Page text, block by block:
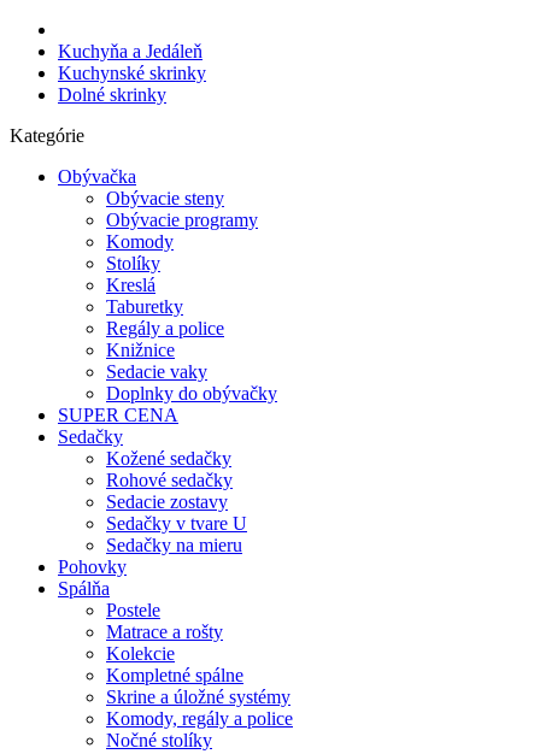
Kuchyňa a Jedáleň
Kuchynské skrinky
Dolné skrinky
Kategórie
Obývačka
Obývacie steny
Obývacie programy
Komody
Stolíky
Kreslá
Taburetky
Regály a police
Knižnice
Sedacie vaky
Doplnky do obývačky
SUPER CENA
Sedačky
Kožené sedačky
Rohové sedačky
Sedacie zostavy
Sedačky v tvare U
Sedačky na mieru
Pohovky
Spálňa
Postele
Matrace a rošty
Kolekcie
Kompletné spálne
Skrine a úložné systémy
Komody, regály a police
Nočné stolíky